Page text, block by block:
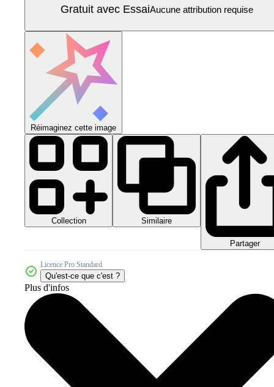
Gratuit avec EssaiAucune attribution requise
Réimaginez cette image
Collection Similaire
Partager
Licence Pro Standard
Qu'est-ce que c'est ?
Plus d'infos